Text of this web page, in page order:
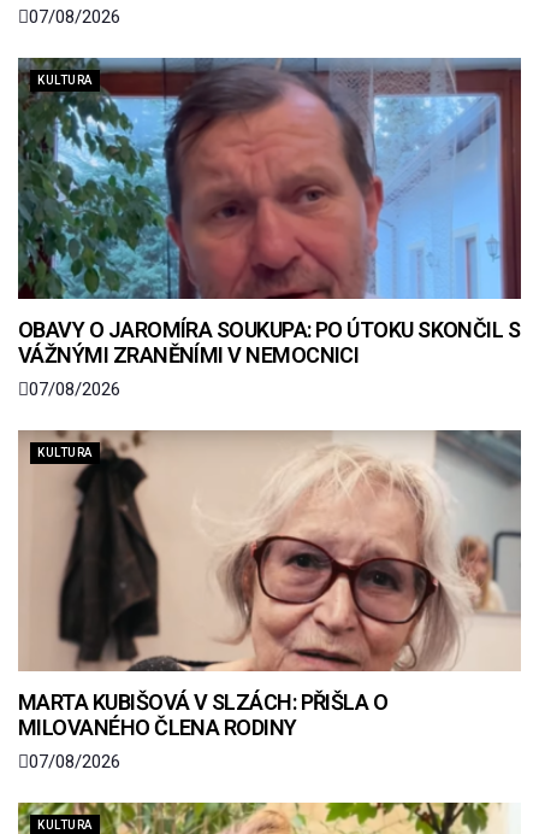
07/08/2026
KULTURA
OBAVY O JAROMÍRA SOUKUPA: PO ÚTOKU SKONČIL S
VÁŽNÝMI ZRANĚNÍMI V NEMOCNICI
07/08/2026
KULTURA
MARTA KUBIŠOVÁ V SLZÁCH: PŘIŠLA O
MILOVANÉHO ČLENA RODINY
07/08/2026
KULTURA